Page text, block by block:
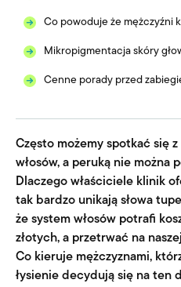
Co powoduje że mężczyźni
Mikropigmentacja skóry
Cenne porady przed
Często możemy spotkać się
włosów, a peruką nie można
Dlaczego właściciele klinik
tak bardzo unikają słowa
że system włosów potrafi
złotych, a przetrwać na
Co kieruje mężczyznami,
łysienie decydują się na ten